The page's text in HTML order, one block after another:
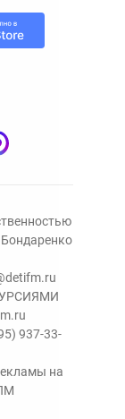
937-33-
на